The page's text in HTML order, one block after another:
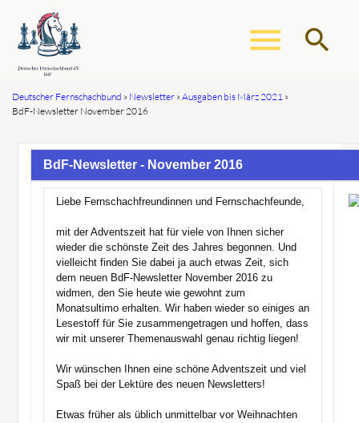
menu search
Deutscher Fernschachbund Newsletter Ausgaben bis März 2021
BdF-Newsletter November 2016
BdF-Newsletter - November 2016
Liebe Fernschachfreundinnen und Fernschachfeunde,
mit der Adventszeit hat für viele von Ihnen sicher
wieder die schönste Zeit des Jahres begonnen. Und
vielleicht finden Sie dabei ja auch etwas Zeit, sich
dem neuen BdF-Newsletter November 2016 zu
widmen, den Sie heute wie gewohnt zum
Monatsultimo erhalten. Wir haben wieder so einiges an
Lesestoff für Sie zusammengetragen und hoffen, dass
wir mit unserer Themenauswahl genau richtig liegen!
Wir wünschen Ihnen eine schöne Adventszeit und viel
Spaß bei der Lektüre des neuen Newsletters!
Etwas früher als üblich unmittelbar vor Weihnachten